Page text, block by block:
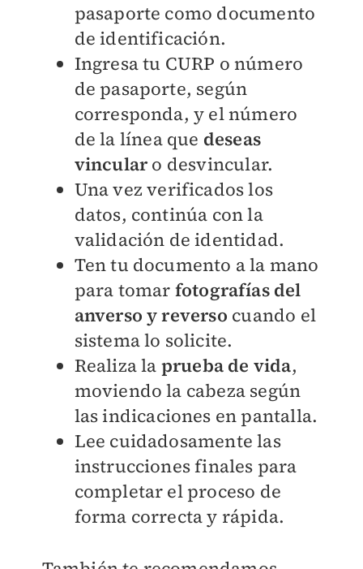
pasaporte como documento
de identificación.
Ingresa tu CURP o número
de pasaporte, según
corresponda, y el número
de la línea que deseas
vincularo desvincular.
Una vez verificados los
datos, continúa con la
validación de identidad.
Ten tu documento a la mano
para tomar fotografías del
anverso y reverso cuando el
sistema lo solicite.
Realiza la prueba de vida,
moviendo la cabeza según
las indicaciones en pantalla.
Lee cuidadosamente las
instrucciones finales para
completar el proceso de
forma correcta y rápida.